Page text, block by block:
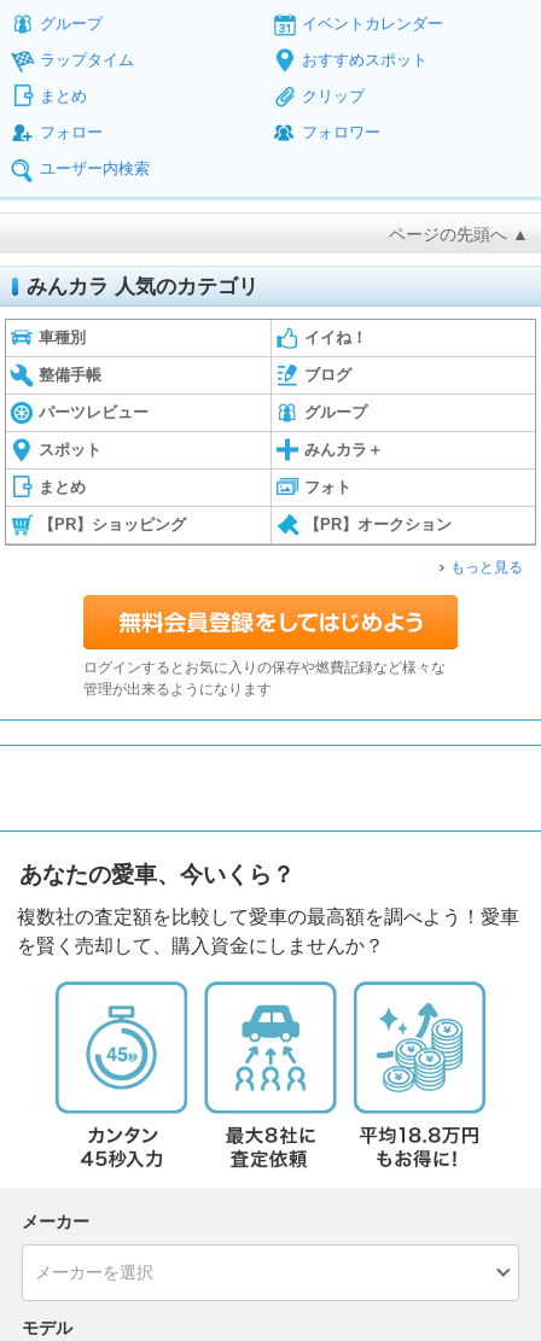
グループ
イベントカレンダー
ラップタイム
おすすめスポット
まとめ
クリップ
フォロー
フォロワー
ユーザー内検索
ページの先頭へ ▲
みんカラ 人気のカテゴリ
車種別 イイね！
整備手帳 ブログ
パーツレビュー グループ
スポット みんカラ＋
まとめ フォト
【PR】ショッピング 【PR】オークション
もっと見る
ログインするとお気に入りの保存や燃費記録など様々な
管理が出来るようになります
あなたの愛車、今いくら？
複数社の査定額を比較して愛車の最高額を調べよう！愛車
を賢く売却して、購入資金にしませんか？
メーカー
モデル